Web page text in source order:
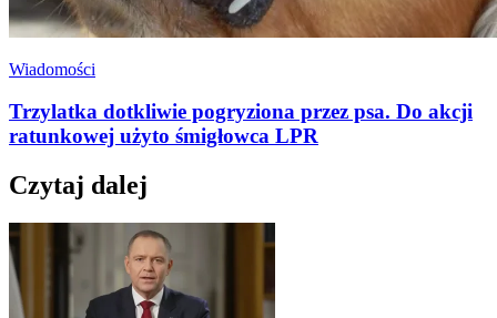
Wiadomości
Trzylatka dotkliwie pogryziona przez psa. Do akcji
ratunkowej użyto śmigłowca LPR
Czytaj dalej